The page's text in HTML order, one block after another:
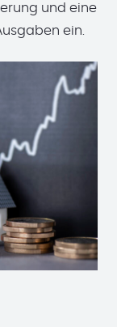
und eine
ein.